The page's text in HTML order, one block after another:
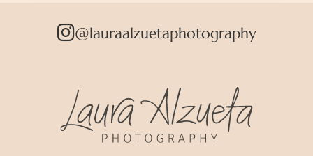
@lauraalzuetaphotography